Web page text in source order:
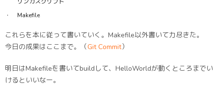
Makefile
これらを本に従って書いていく。Makefile以外書いて力尽きた。
今日の成果はここまで。（Git Commit）
明日はMakefileを書いてbuildして、HelloWorldが動くところまでい
けるといいなー。